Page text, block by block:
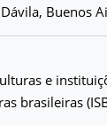
Buenos
e
brasileiras